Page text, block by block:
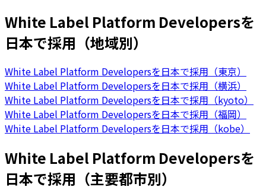
White Label Platform Developersを
日本で採用（地域別）
White Label Platform Developersを日本で採用（東京）
White Label Platform Developersを日本で採用（横浜）
White Label Platform Developersを日本で採用（kyoto）
White Label Platform Developersを日本で採用（福岡）
White Label Platform Developersを日本で採用（kobe）
White Label Platform Developersを
日本で採用（主要都市別）